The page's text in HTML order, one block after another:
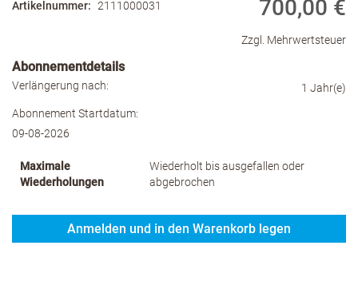
Artikelnummer 2111000031 700,00 €
Zzgl. Mehrwertsteuer
Abonnementdetails
Verlängerung nach: 1 Jahr(e)
Abonnement Startdatum:
09-08-2026
Maximale
Wiederholungen
Wiederholt bis ausgefallen oder
abgebrochen
Anmelden und in den Warenkorb legen